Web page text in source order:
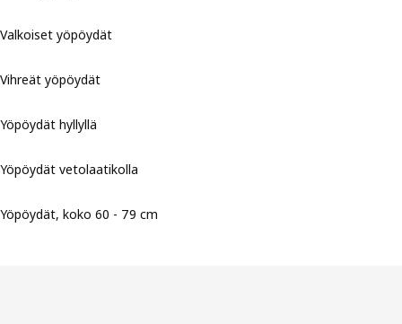
Valkoiset yöpöydät
Vihreät yöpöydät
Yöpöydät hyllyllä
Yöpöydät vetolaatikolla
Yöpöydät, koko 60 - 79 cm